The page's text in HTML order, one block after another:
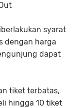
syarat
dengan harga
dapat
tiket terbatas,
hingga 10 tiket